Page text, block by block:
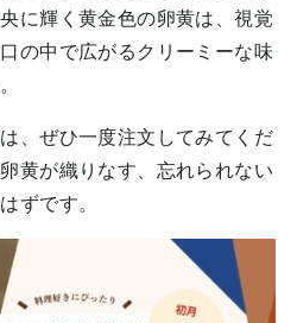
に輝く黄金色の卵黄は、視覚
の中で広がるクリーミーな味
、ぜひ一度注文してみてくだ
黄が織りなす、忘れられない
ずです。